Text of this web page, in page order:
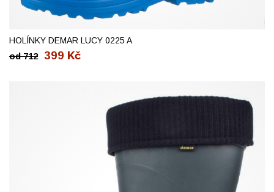
HOLÍNKY DEMAR LUCY 0225 A
399 Kč
od 712